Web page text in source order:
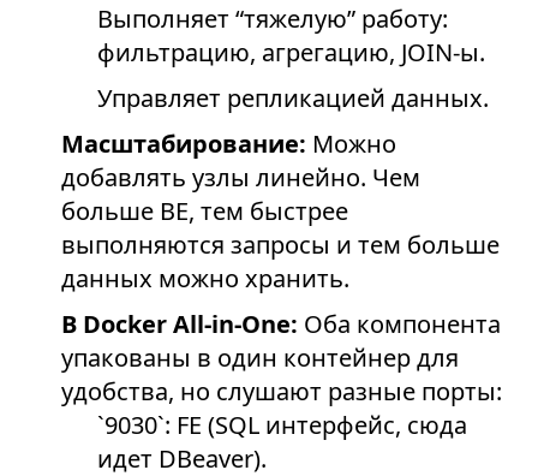
Выполняет “тяжелую” работу:
фильтрацию, агрегацию, JOIN-ы.
Управляет репликацией данных.
Масштабирование: Можно
добавлять узлы линейно. Чем
больше BE, тем быстрее
выполняются запросы и тем больше
данных можно хранить.
В Docker All-in-One: Оба компонента
упакованы в один контейнер для
удобства, но слушают разные порты:
`9030`: FE (SQL интерфейс, сюда
идет DBeaver).